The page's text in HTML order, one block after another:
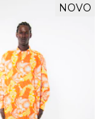
NOVO